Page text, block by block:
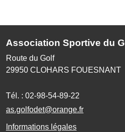
Association Sportive du
Route du Golf
29950 CLOHARS FOUESNANT
Tél. : 02-98-54-89-22
as.golfodet@orange.fr
Informations légales